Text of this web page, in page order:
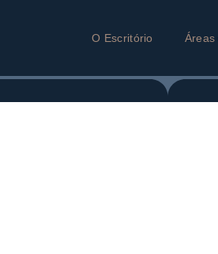
O Escritório Áreas